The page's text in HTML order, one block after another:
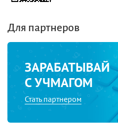
Для партнеров
ЗАРАБАТЫВАЙ
С УЧМАГОМ
Стать партнером